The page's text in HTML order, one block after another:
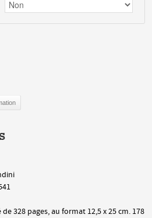
328 pages, au format 12,5 x 25 cm. 178